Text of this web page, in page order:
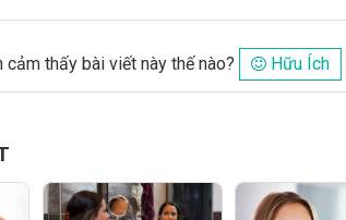
cảm thấy bài viết này thế nào? Hữu Ích
Đăng